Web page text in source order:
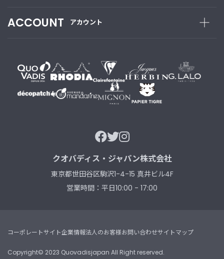
ACCOUNT アカウント
クオバディス・ジャパン株式会社
東京都世田谷区駒沢1-4-15 真井ビル4F
営業時間：平日10:00 - 17:00
コーポレートサイト企業情報法人のお客様お問い合わせサイトマップ
Copyright© 2023 Quovadisjapan All Right reserved.